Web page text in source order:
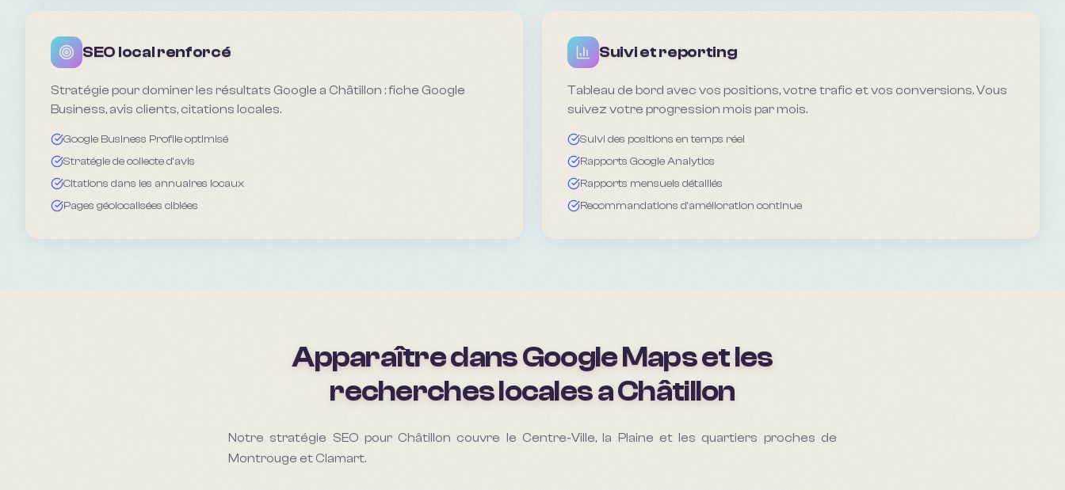
SEO local renforcé
Stratégie pour dominer les résultats Google a Châtillon : fiche Google
Business, avis clients, citations locales.
Google Business Profile optimisé
Stratégie de collecte d'avis
Citations dans les annuaires locaux
Pages géolocalisées ciblées
Suivi et reporting
Tableau de bord avec vos positions, votre trafic et vos conversions. Vous
suivez votre progression mois par mois.
Suivi des positions en temps réel
Rapports Google Analytics
Rapports mensuels détaillés
Recommandations d'amélioration continue
Apparaître dans Google Maps et les
recherches locales aChâtillon
Notre stratégie SEO pour Châtillon couvre le Centre-Ville, la Plaine et les quartiers proches de
Montrouge et Clamart.